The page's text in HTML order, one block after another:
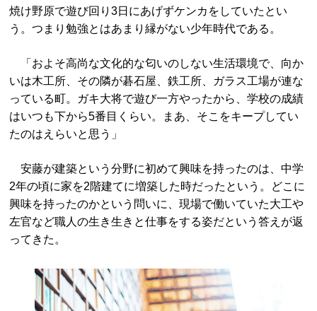
焼け野原で遊び回り3日にあげずケンカをしていたとい
う。つまり勉強とはあまり縁がない少年時代である。
「およそ高尚な文化的な匂いのしない生活環境で、向か
いは木工所、その隣が碁石屋、鉄工所、ガラス工場が連な
っている町。ガキ大将で遊び一方やったから、学校の成績
はいつも下から5番目くらい。まあ、そこをキープしてい
たのはえらいと思う」
安藤が建築という分野に初めて興味を持ったのは、中学
2年の頃に家を2階建てに増築した時だったという。どこに
興味を持ったのかという問いに、現場で働いていた大工や
左官など職人の生き生きと仕事をする姿だという答えが返
ってきた。